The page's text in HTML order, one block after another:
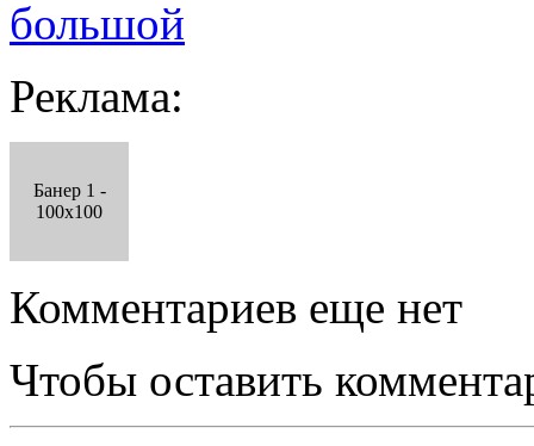
большой
Реклама:
Банер 1 -
100x100
Комментариев еще нет
Чтобы оставить